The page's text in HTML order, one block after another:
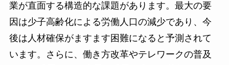
業が直面する構造的な課題があります。最大の要
因は少子高齢化による労働人口の減少であり、今
後は人材確保がますます困難になると予測されて
います。さらに、働き方改革やテレワークの普及